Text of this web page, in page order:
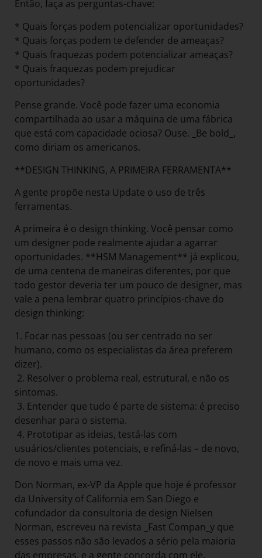
Então, faça as perguntas-chave:
* Quais forças podem potencializar oportunidades?
* Quais forças podem te defender de ameaças?
* Quais fraquezas podem potencializar ameaças?
* Quais fraquezas podem prejudicar
oportunidades?
Pense grande. Você pode fazer uma economia
compartilhada ao usar a máquina de uma fábrica
que está com capacidade ociosa? Ouse. _Be bold_,
como diriam os americanos.
**DESIGN THINKING, A PRIMEIRA FERRAMENTA**
A gente propõe nesta Update o uso de três
ferramentas.
A primeira é o design thinking. Você pensar como
um designer pode realmente ajudar a agarrar
oportunidades. **HSM Management** já explicou,
de uma centena de maneiras diferentes, por que
todo gestor deveria ter um pouco de designer, mas
vale a pena lembrar quatro princípios-chave do
design thinking:
1. Focar nas pessoas (ou ser centrado no ser
humano, como os especialistas da área preferem
dizer).
2. Resolver o problema real, estrutural, e não os
sintomas.
3. Entender que tudo é parte de sistema: é preciso
desenhar para o sistema.
4. Prototipar as ideias, testá-las com
usuários/clientes potenciais, e refiná-las – de novo,
de novo e mais uma vez.
Don Norman, ex-VP da Apple que hoje é professor
da University of California em San Diego e
cofundador da consultoria de design Nielsen
Norman, escreveu na revista _Fast Compan_y que
esses passos não são levados a sério pela maioria
das empresas, e a gente concorda com ele.